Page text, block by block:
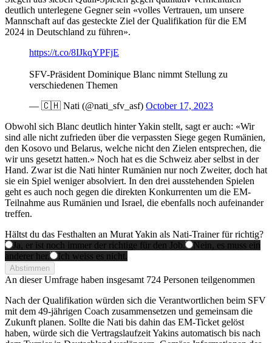
deutlich unterlegene Gegner sein «volles Vertrauen, um unsere
Mannschaft auf das gesteckte Ziel der Qualifikation für die EM
2024 in Deutschland zu führen».
https://t.co/8IJkqYPFjE
SFV-Präsident Dominique Blanc nimmt Stellung zu
verschiedenen Themen
— 🇨🇭 Nati (@nati_sfv_asf) October 17, 2023
Obwohl sich Blanc deutlich hinter Yakin stellt, sagt er auch: «Wir
sind alle nicht zufrieden über die verpassten Siege gegen Rumänien,
den Kosovo und Belarus, welche nicht den Zielen entsprechen, die
wir uns gesetzt hatten.» Noch hat es die Schweiz aber selbst in der
Hand. Zwar ist die Nati hinter Rumänien nur noch Zweiter, doch hat
sie ein Spiel weniger absolviert. In den drei ausstehenden Spielen
geht es auch noch gegen die direkten Konkurrenten um die EM-
Teilnahme aus Rumänien und Israel, die ebenfalls noch aufeinander
treffen.
Hältst du das Festhalten an Murat Yakin als Nati-Trainer für richtig?
Ja, er ist noch immer der richtige für den Job.
Nein, es muss ein
anderer her.
Ich weiss es nicht.
Abstimmen
An dieser Umfrage haben insgesamt 724 Personen teilgenommen
Nach der Qualifikation würden sich die Verantwortlichen beim SFV
mit dem 49-jährigen Coach zusammensetzen und gemeinsam die
Zukunft planen. Sollte die Nati bis dahin das EM-Ticket gelöst
haben, würde sich die Vertragslaufzeit Yakins automatisch bis nach